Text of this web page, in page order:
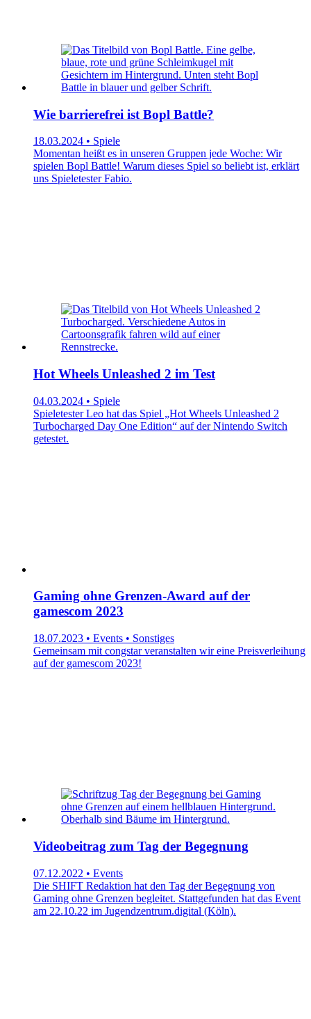
Wie barrierefrei ist Bopl Battle?
18.03.2024 • Spiele
Momentan heißt es in unseren Gruppen jede Woche: Wir
spielen Bopl Battle! Warum dieses Spiel so beliebt ist, erklärt
uns Spieletester Fabio.
Hot Wheels Unleashed 2 im Test
04.03.2024 • Spiele
Spieletester Leo hat das Spiel „Hot Wheels Unleashed 2
Turbocharged Day One Edition“ auf der Nintendo Switch
getestet.
Gaming ohne Grenzen-Award auf der
gamescom 2023
18.07.2023 • Events • Sonstiges
Gemeinsam mit congstar veranstalten wir eine Preisverleihung
auf der gamescom 2023!
Videobeitrag zum Tag der Begegnung
07.12.2022 • Events
Die SHIFT Redaktion hat den Tag der Begegnung von
Gaming ohne Grenzen begleitet. Stattgefunden hat das Event
am 22.10.22 im Jugendzentrum.digital (Köln).